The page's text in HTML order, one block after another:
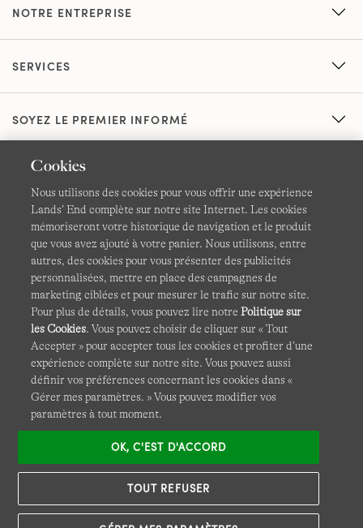
NOTRE ENTREPRISE
SERVICES
SOYEZ LE PREMIER INFORMÉ
CGV Confidentialité et sécurité
Cookies -Gérer mes paramètres Carte du site
Lands' End à l'international
Ce site Internet est protégé par reCAPTCHA.La politique de
confidentialitéetles conditions d'utilisationde Google
s'appliquent.
Cookies
Nous utilisons des cookies pour vous offrir une expérience
Lands’ End complète sur notre site Internet. Les cookies
mémoriseront votre historique de navigation et le produit
que vous avez ajouté à votre panier. Nous utilisons, entre
autres, des cookies pour vous présenter des publicités
personnalisées, mettre en place des campagnes de
marketing ciblées et pour mesurer le trafic sur notre site.
Pour plus de détails, vous pouvez lire notrePolitique sur
les Cookies. Vous pouvez choisir de cliquer sur « Tout
Accepter » pour accepter tous les cookies et profiter d’une
expérience complète sur notre site. Vous pouvez aussi
définir vos préférences concernant les cookies dans «
Gérer mes paramètres. » Vous pouvez modifier vos
paramètres à tout moment.
TOUT REFUSER
OK, C'EST D'ACCORD